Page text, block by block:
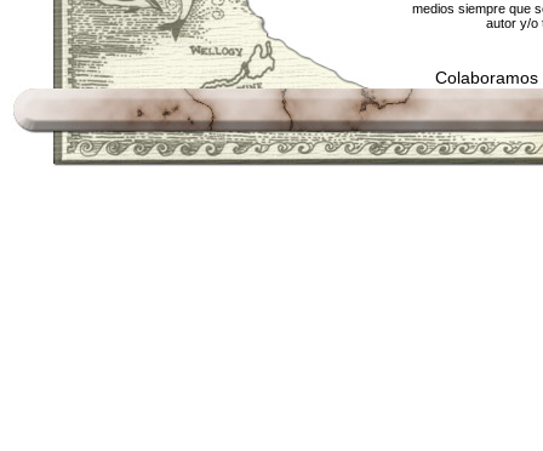
medios siempre que
autor y/o